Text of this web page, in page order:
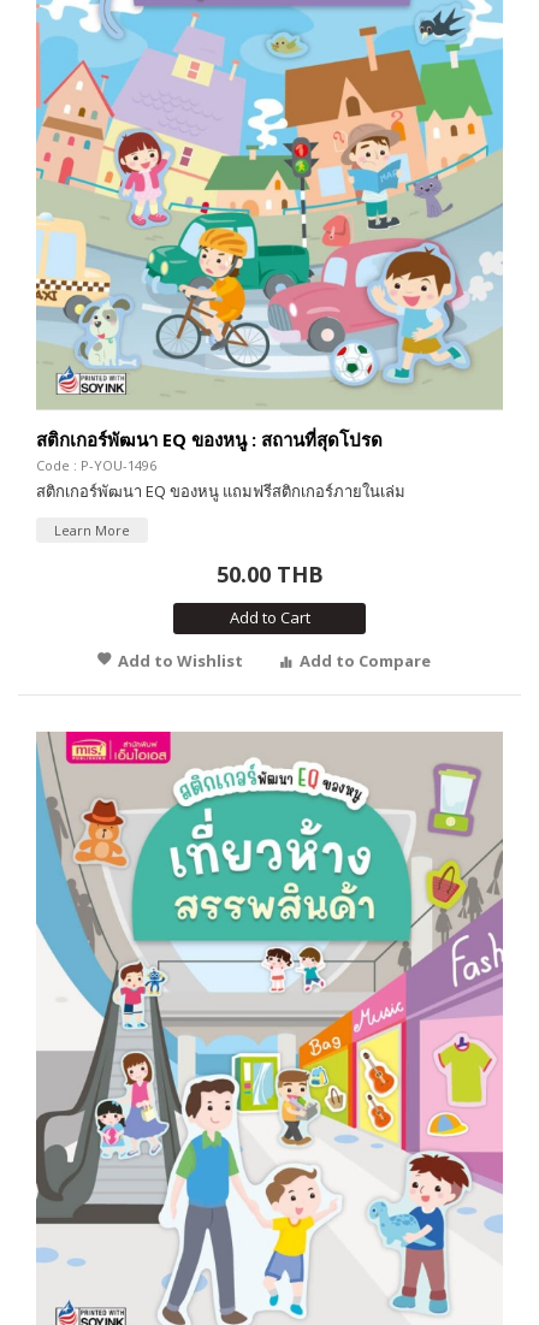
สติกเกอร์พัฒนา EQ ของหนู : สถานที่สุดโปรด
Code : P-YOU-1496
สติกเกอร์พัฒนา EQ ของหนู แถมฟรีสติกเกอร์ภายในเล่ม
Learn More
50.00 THB
Add to Cart
Add to Wishlist
Add to Compare